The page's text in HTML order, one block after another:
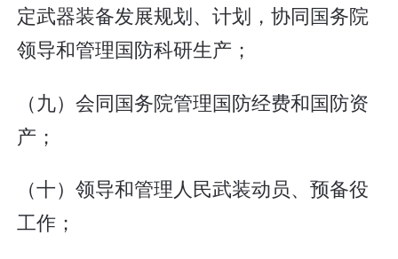
定武器装备发展规划、计划，协同国务院
领导和管理国防科研生产；
（九）会同国务院管理国防经费和国防资
产；
（十）领导和管理人民武装动员、预备役
工作；